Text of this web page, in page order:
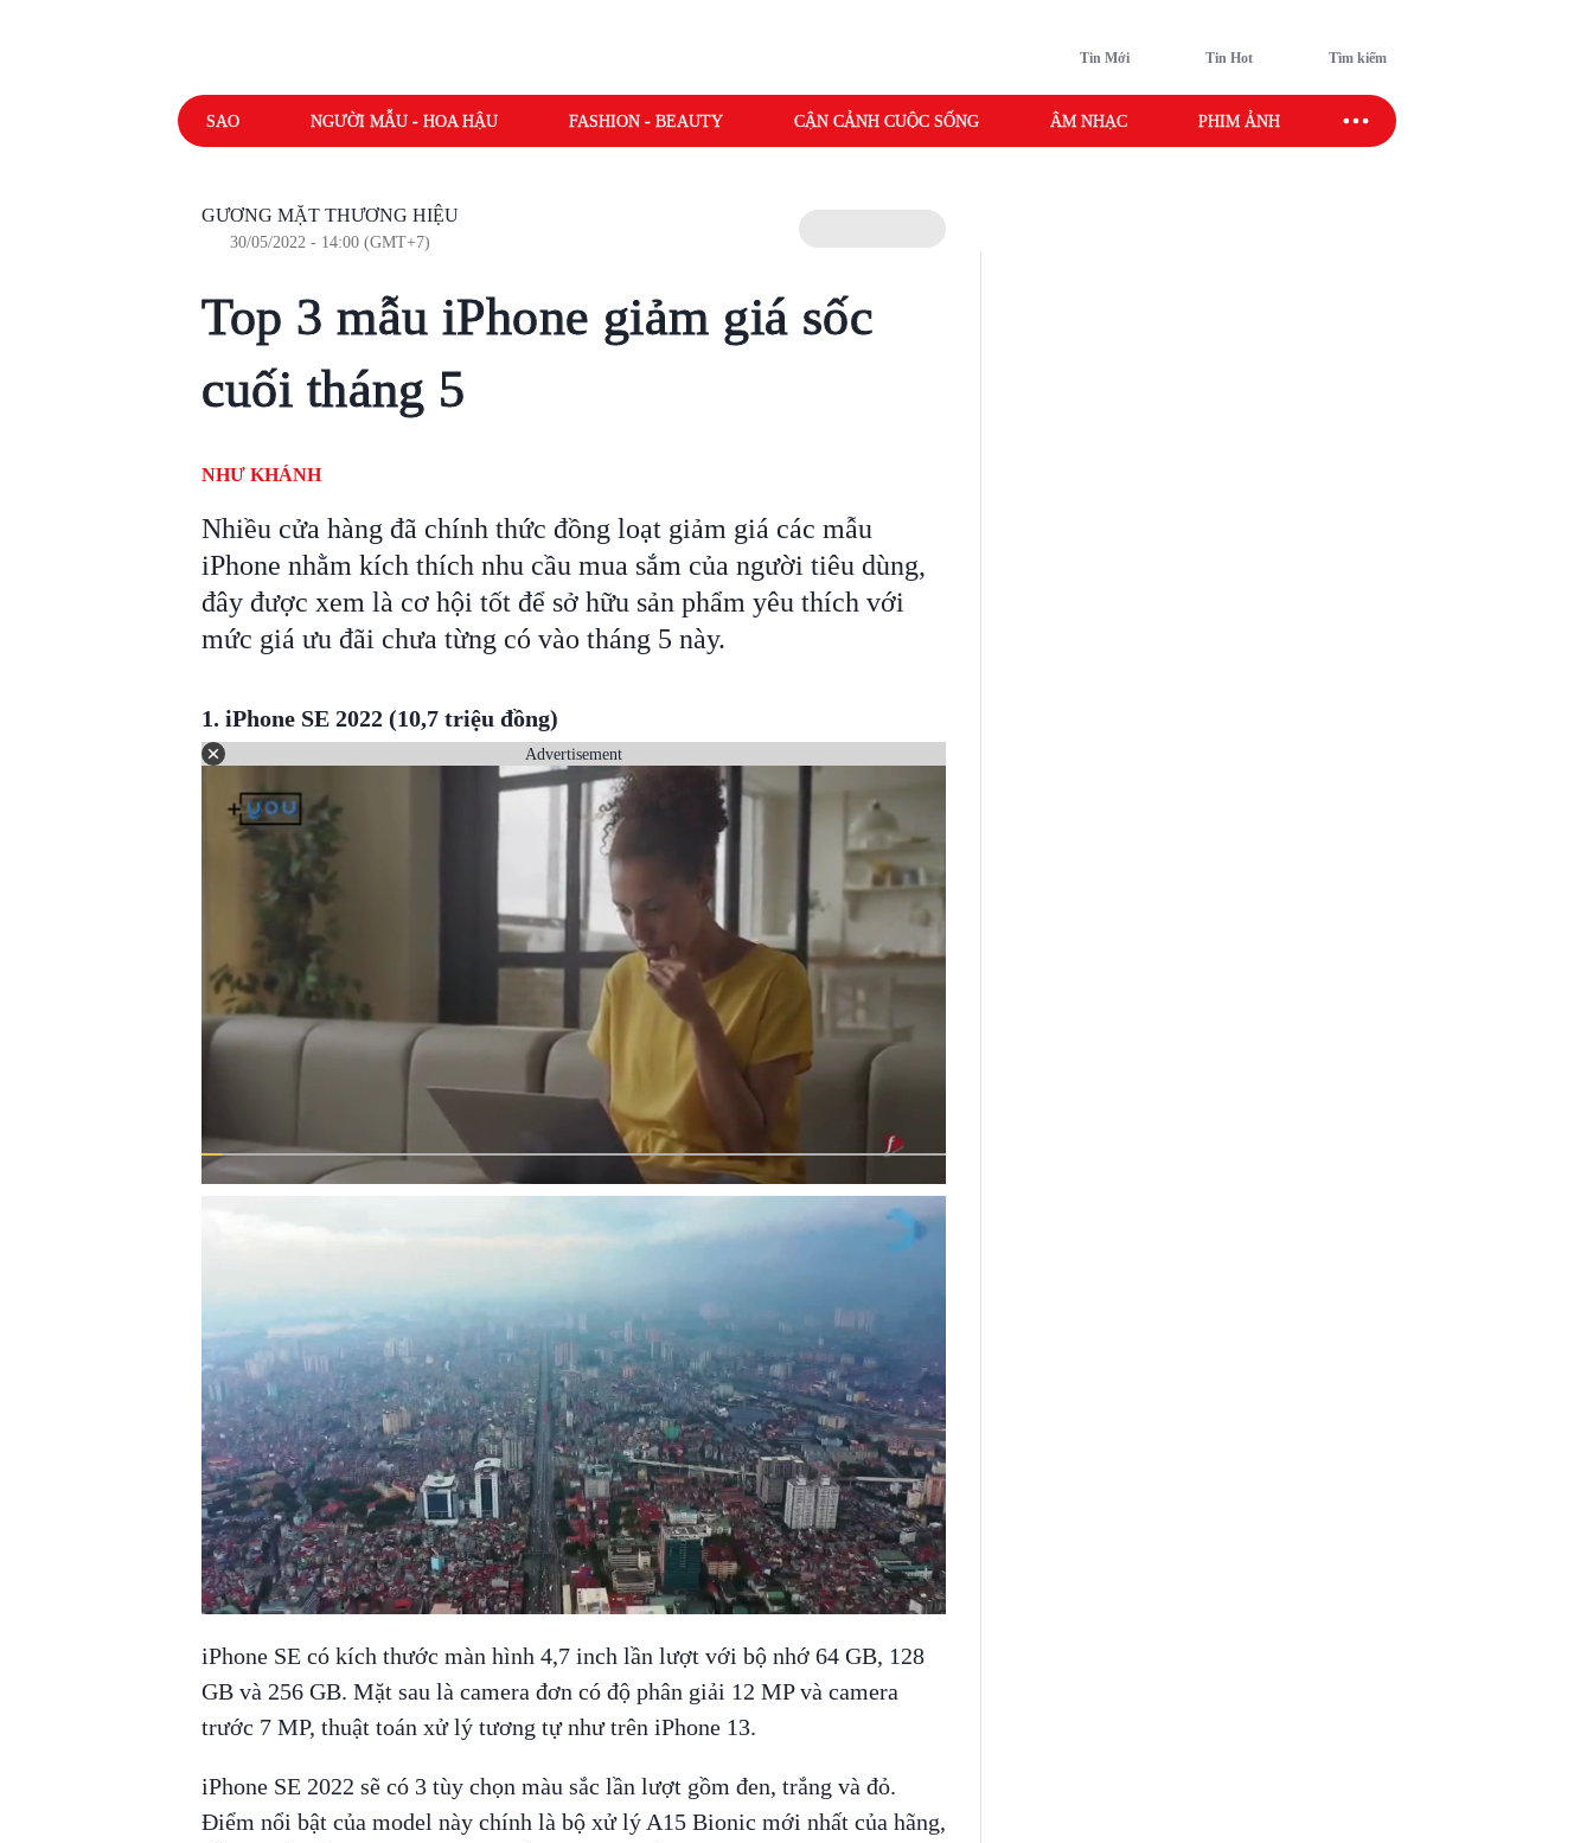
Tin Mới Tin Hot Tìm kiếm
SAO NGƯỜI MẪU - HOA HẬU FASHION - BEAUTY CẬN CẢNH CUỘC SỐNG ÂM NHẠC PHIM ẢNH SAO SPORT
GƯƠNG MẶT THƯƠNG HIỆU
30/05/2022 - 14:00 (GMT+7)
Top 3 mẫu iPhone giảm giá sốc
cuối tháng 5
NHƯ KHÁNH
Nhiều cửa hàng đã chính thức đồng loạt giảm giá các mẫu
iPhone nhằm kích thích nhu cầu mua sắm của người tiêu dùng,
đây được xem là cơ hội tốt để sở hữu sản phẩm yêu thích với
mức giá ưu đãi chưa từng có vào tháng 5 này.
1. iPhone SE 2022 (10,7 triệu đồng)
Advertisement
iPhone SE có kích thước màn hình 4,7 inch lần lượt với bộ nhớ 64 GB, 128
GB và 256 GB. Mặt sau là camera đơn có độ phân giải 12 MP và camera
trước 7 MP, thuật toán xử lý tương tự như trên iPhone 13.
iPhone SE 2022 sẽ có 3 tùy chọn màu sắc lần lượt gồm đen, trắng và đỏ.
Điểm nổi bật của model này chính là bộ xử lý A15 Bionic mới nhất của hãng,